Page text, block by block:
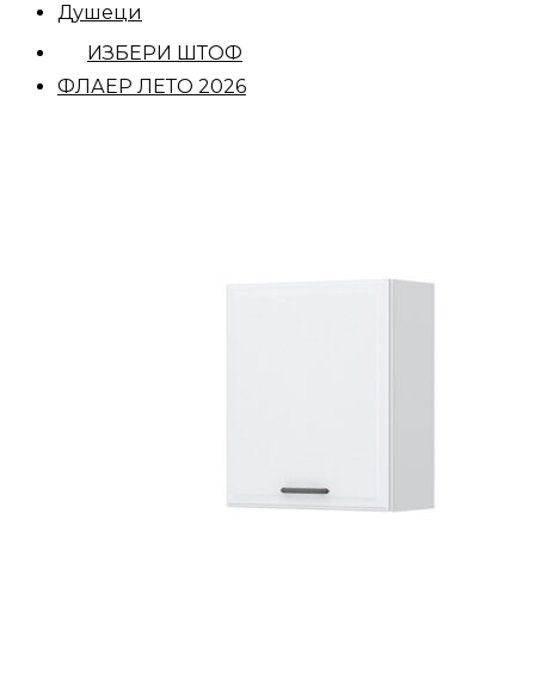
Душеци
ИЗБЕРИ ШТОФ
ФЛАЕР ЛЕТО 2026